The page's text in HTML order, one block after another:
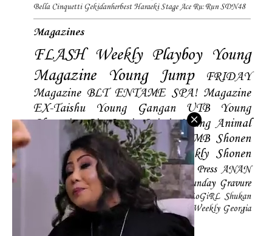
Bella Cinquetti Gekidanherbest Haraeki Stage Ace Ru:Run SDN48
Magazines
FLASH Weekly Playboy Young
Magazine
Young Jump
FRIDAY
Magazine BLT ENTAME SPA! Magazine
EX-Taishu
Young Gangan UTB
Young
Champion Big Comic Spirtis Young Animal
Shonen Magazine BUBKA BOMB Shonen
Champion Manga Action Weekly Shonen
Sunday Photobooks BRODY Hustle Press ANAN
Magazine SMART Magazine Young Sunday Gravure
The Television CD&DL My Girl Daily LoGiRL Shukan
Taishu Girls! Magazine Soccer Game King Weekly Georgia
Sunday Magazine Mery Magazine